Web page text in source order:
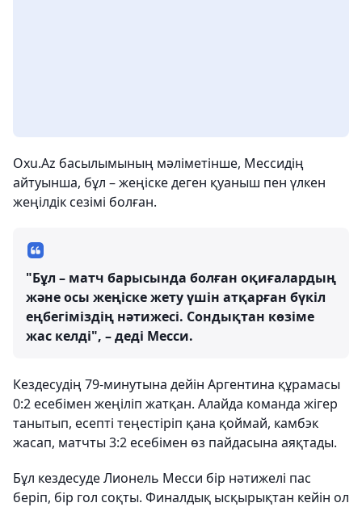
Oxu.Az басылымының мәліметінше, Мессидің
айтуынша, бұл – жеңіске деген қуаныш пен үлкен
жеңілдік сезімі болған.
"Бұл – матч барысында болған оқиғалардың
және осы жеңіске жету үшін атқарған бүкіл
еңбегіміздің нәтижесі. Сондықтан көзіме
жас келді", – деді Месси.
Кездесудің 79-минутына дейін Аргентина құрамасы
0:2 есебімен жеңіліп жатқан. Алайда команда жігер
танытып, есепті теңестіріп қана қоймай, камбэк
жасап, матчты 3:2 есебімен өз пайдасына аяқтады.
Бұл кездесуде Лионель Месси бір нәтижелі пас
беріп, бір гол соқты. Финалдық ысқырықтан кейін ол